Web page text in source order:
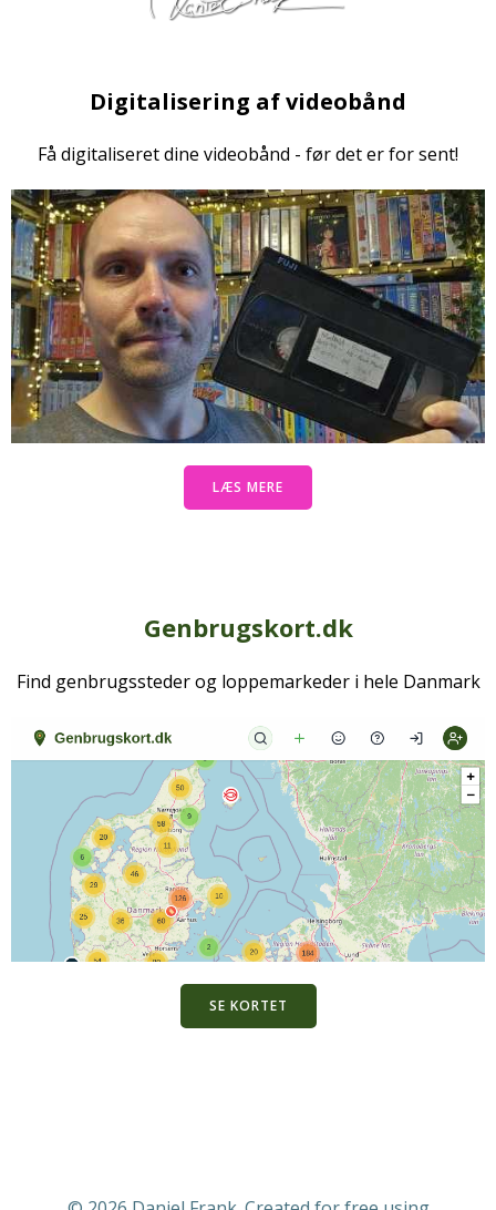
Digitalisering af videobånd
Få digitaliseret dine videobånd - før det er for sent!
LÆS MERE
Genbrugskort.dk
Find genbrugssteder og loppemarkeder i hele Danmark
SE KORTET